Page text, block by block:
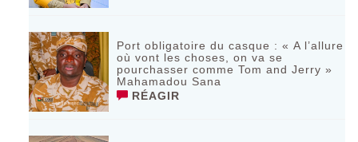
Port obligatoire du casque : « A l’allure
où vont les choses, on va se
pourchasser comme Tom and Jerry »
Mahamadou Sana
RÉAGIR